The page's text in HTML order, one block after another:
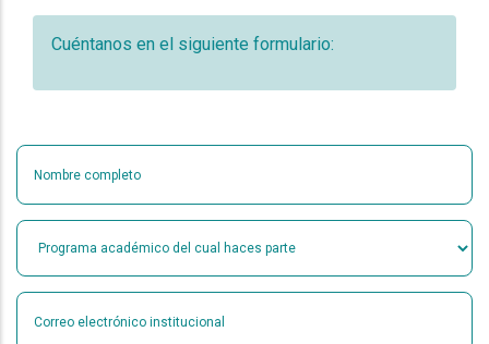
Cuéntanos en el siguiente formulario:
Nombre completo
Programa académico del cual haces parte
Correo electrónico institucional